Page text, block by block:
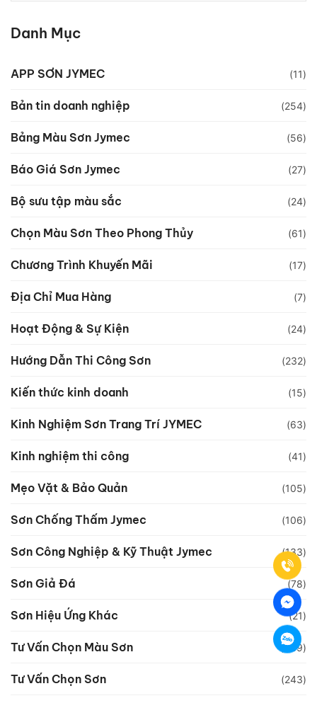
Danh Mục
APP SƠN JYMEC (11)
Bản tin doanh nghiệp (254)
Bảng Màu Sơn Jymec (56)
Báo Giá Sơn Jymec (27)
Bộ sưu tập màu sắc (24)
Chọn Màu Sơn Theo Phong Thủy (61)
Chương Trình Khuyến Mãi (17)
Địa Chỉ Mua Hàng (7)
Hoạt Động & Sự Kiện (24)
Hướng Dẫn Thi Công Sơn (232)
Kiến thức kinh doanh (15)
Kinh Nghiệm Sơn Trang Trí JYMEC (63)
Kinh nghiệm thi công (41)
Mẹo Vặt & Bảo Quản (105)
Sơn Chống Thấm Jymec (106)
Sơn Công Nghiệp & Kỹ Thuật Jymec (133)
Sơn Giả Đá (78)
Sơn Hiệu Ứng Khác (21)
Tư Vấn Chọn Màu Sơn (339)
Tư Vấn Chọn Sơn (243)